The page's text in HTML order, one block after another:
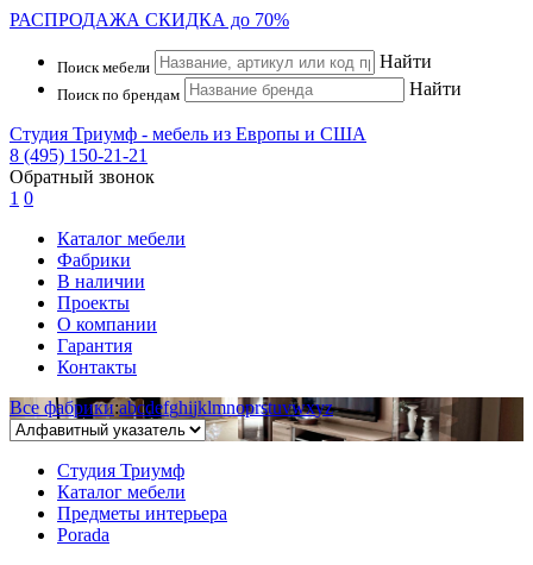
РАСПРОДАЖА СКИДКА до 70%
Поиск мебели Найти
Поиск по брендам Найти
Студия Триумф - мебель из Европы и США
8 (495) 150-21-21
Обратный звонок
1 0
Каталог мебели
Фабрики
В наличии
Проекты
О компании
Гарантия
Контакты
Все фабрики:abcdefghijklmnoprstuvwxyz
Студия Триумф
Каталог мебели
Предметы интерьера
Porada